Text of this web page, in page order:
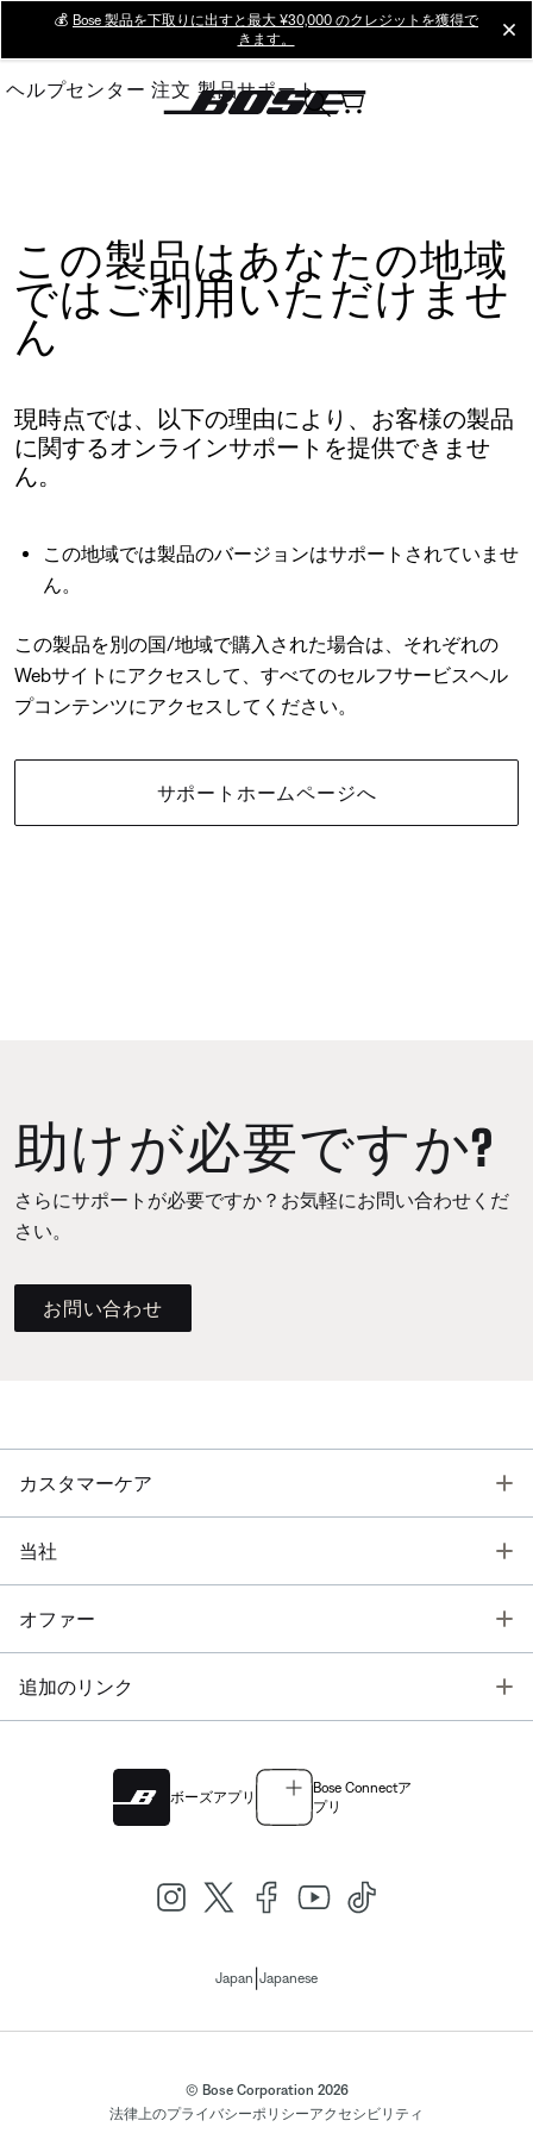
Main
💰 Bose 製品を下取りに出すと最大 ¥30,000 のクレジットを獲得で
きます。
ヘルプセンター 注文 製品サポート
この製品はあなたの地域
ではご利用いただけませ
ん
現時点では、以下の理由により、お客様の製品
に関するオンラインサポートを提供できませ
ん。
この地域では製品のバージョンはサポートされていませ
ん。
この製品を別の国/地域で購入された場合は、それぞれの
Webサイトにアクセスして、すべてのセルフサービスヘル
プコンテンツにアクセスしてください。
サポートホームページへ
助けが必要ですか?
さらにサポートが必要ですか？お気軽にお問い合わせくだ
さい。
お問い合わせ
カスタマーケア
当社
オファー
追加のリンク
ボーズアプリ
Bose Connectア
プリ
Japan Japanese
© Bose Corporation 2026
法律上のプライバシーポリシーアクセシビリティ